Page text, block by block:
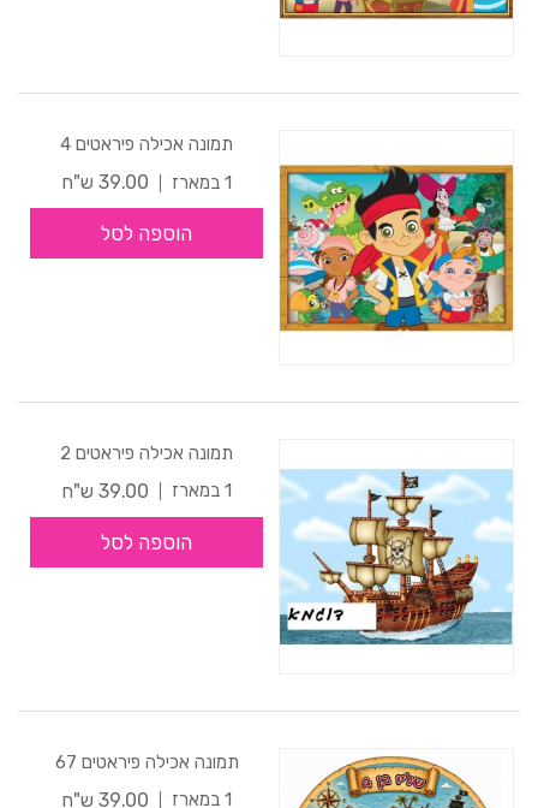
תמונה אכילה פיראטים 4
1 במארז
39.00 ש"ח
הוספה לסל
תמונה אכילה פיראטים 2
1 במארז
39.00 ש"ח
הוספה לסל
תמונה אכילה פיראטים 67
1 במארז
39.00 ש"ח